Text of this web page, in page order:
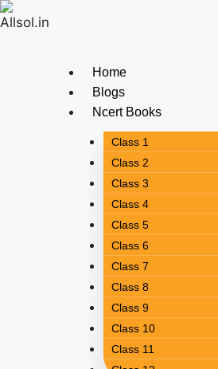
Home
Blogs
Ncert Books
Class 1
Class 2
Class 3
Class 4
Class 5
Class 6
Class 7
Class 8
Class 9
Class 10
Class 11